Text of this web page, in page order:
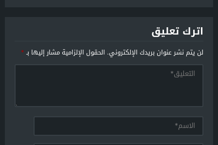
اترك تعليق
لن يتم نشر عنوان بريدك الإلكتروني. الحقول الإلزامية مشار إليها بـ*